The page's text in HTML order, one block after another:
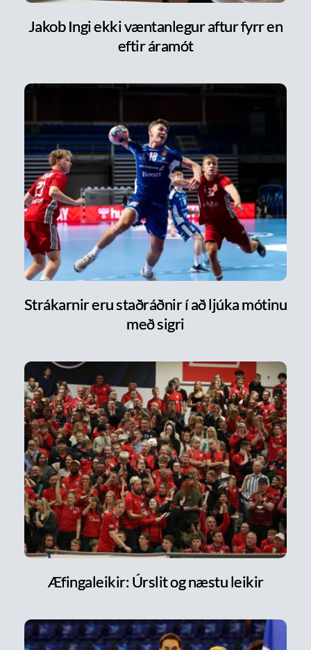
Jakob Ingi ekki væntanlegur aftur fyrr en
eftir áramót
Strákarnir eru staðráðnir í að ljúka mótinu
með sigri
Æfingaleikir: Úrslit og næstu leikir